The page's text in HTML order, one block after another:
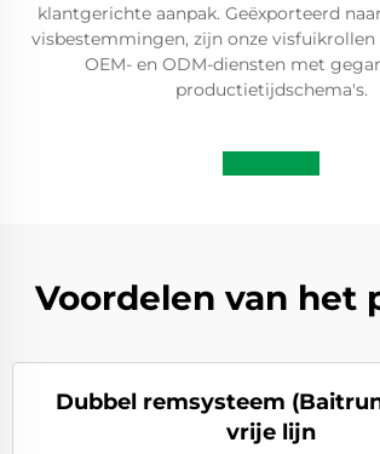
klantgerichte aanpak. Geëxporteerd
visbestemmingen, zijn onze
OEM- en ODM-diensten met
productietijdschema's.
Voordelen van het
Dubbel remsysteem
vrije lijn